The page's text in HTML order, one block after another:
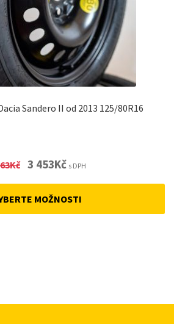
Sandero II od 2013 125/80R16
Kč Original
3 453KčCurrent
s DPH
MOŽNOSTI